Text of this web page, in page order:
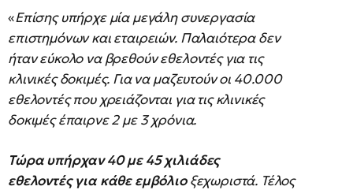
«Επίσης υπήρχε μία μεγάλη συνεργασία
επιστημόνων και εταιρειών. Παλαιότερα δεν
ήταν εύκολο να βρεθούν εθελοντές για τις
κλινικές δοκιμές. Για να μαζευτούν οι 40.000
εθελοντές που χρειάζονται για τις κλινικές
δοκιμές έπαιρνε 2 με 3 χρόνια.
Τώρα υπήρχαν 40 με 45 χιλιάδες
εθελοντές για κάθε εμβόλιοξεχωριστά. Τέλος